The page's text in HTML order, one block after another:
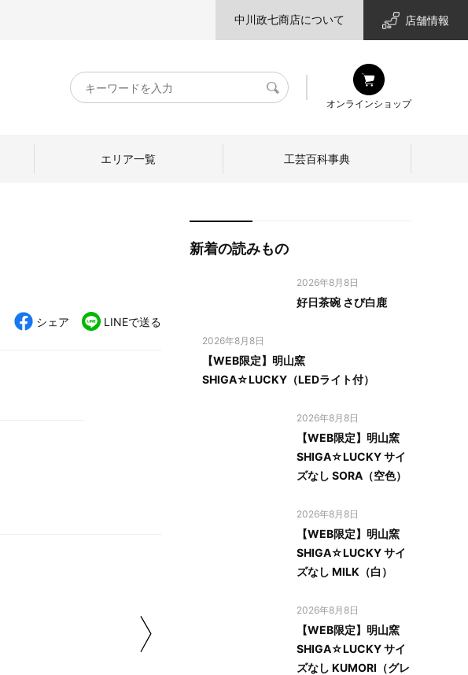
中川政七商店について 店舗情報
キ
ー
検
オンラインショップ
エリア一覧 工芸百科事典
シェア LINEで送る
新着の読みもの
2026年8月8日
好日茶碗 さび白鹿
2026年8月8日
【WEB限定】明山窯
SHIGA☆LUCKY（LEDライト付）
2026年8月8日
【WEB限定】明山窯
SHIGA☆LUCKY サイ
ズなし SORA（空色）
2026年8月8日
【WEB限定】明山窯
SHIGA☆LUCKY サイ
ズなし MILK（白）
2026年8月8日
【WEB限定】明山窯
SHIGA☆LUCKY サイ
ズなし KUMORI（グレ